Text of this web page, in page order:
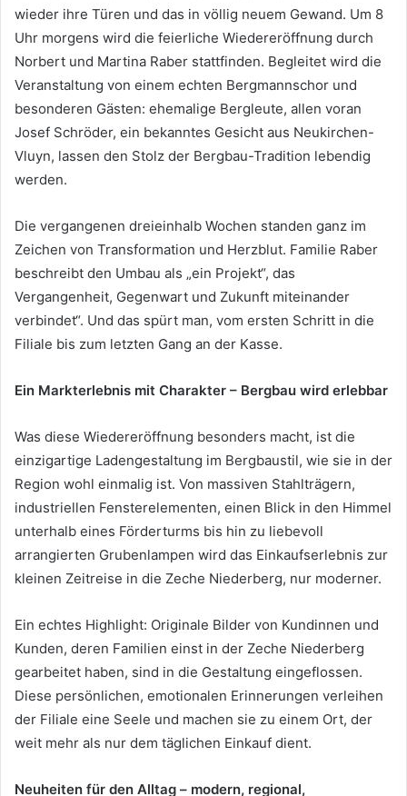
wieder ihre Türen und das in völlig neuem Gewand. Um 8
Uhr morgens wird die feierliche Wiedereröffnung durch
Norbert und Martina Raber stattfinden. Begleitet wird die
Veranstaltung von einem echten Bergmannschor und
besonderen Gästen: ehemalige Bergleute, allen voran
Josef Schröder, ein bekanntes Gesicht aus Neukirchen-
Vluyn, lassen den Stolz der Bergbau-Tradition lebendig
werden.
Die vergangenen dreieinhalb Wochen standen ganz im
Zeichen von Transformation und Herzblut. Familie Raber
beschreibt den Umbau als „ein Projekt“, das
Vergangenheit, Gegenwart und Zukunft miteinander
verbindet“. Und das spürt man, vom ersten Schritt in die
Filiale bis zum letzten Gang an der Kasse.
Ein Markterlebnis mit Charakter – Bergbau wird erlebbar
Was diese Wiedereröffnung besonders macht, ist die
einzigartige Ladengestaltung im Bergbaustil, wie sie in der
Region wohl einmalig ist. Von massiven Stahlträgern,
industriellen Fensterelementen, einen Blick in den Himmel
unterhalb eines Förderturms bis hin zu liebevoll
arrangierten Grubenlampen wird das Einkaufserlebnis zur
kleinen Zeitreise in die Zeche Niederberg, nur moderner.
Ein echtes Highlight: Originale Bilder von Kundinnen und
Kunden, deren Familien einst in der Zeche Niederberg
gearbeitet haben, sind in die Gestaltung eingeflossen.
Diese persönlichen, emotionalen Erinnerungen verleihen
der Filiale eine Seele und machen sie zu einem Ort, der
weit mehr als nur dem täglichen Einkauf dient.
Neuheiten für den Alltag – modern, regional,